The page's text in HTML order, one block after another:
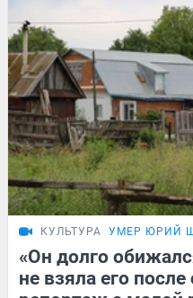
КУЛЬТУРА УМЕР ЮРИЙ
«Он долго
не взяла его